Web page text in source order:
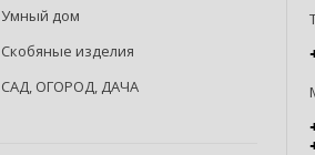
Умный дом
Скобяные изделия
САД, ОГОРОД, ДАЧА